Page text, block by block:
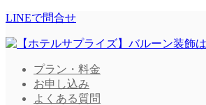
LINEで問合せ
プラン・料金
お申し込み
よくある質問